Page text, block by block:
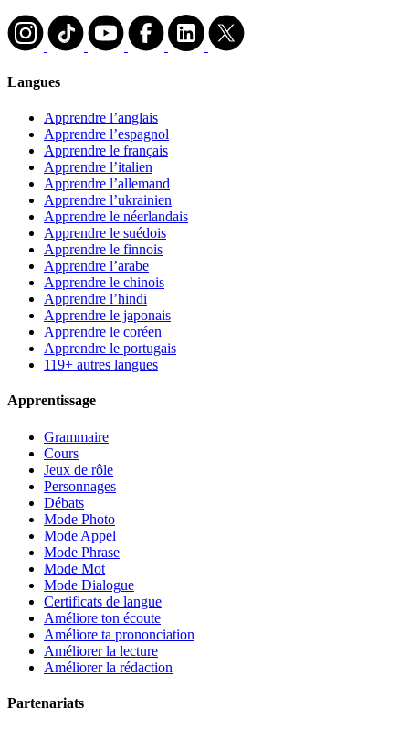
Langues
Apprendre l’anglais
Apprendre l’espagnol
Apprendre le français
Apprendre l’italien
Apprendre l’allemand
Apprendre l’ukrainien
Apprendre le néerlandais
Apprendre le suédois
Apprendre le finnois
Apprendre l’arabe
Apprendre le chinois
Apprendre l’hindi
Apprendre le japonais
Apprendre le coréen
Apprendre le portugais
119+ autres langues
Apprentissage
Grammaire
Cours
Jeux de rôle
Personnages
Débats
Mode Photo
Mode Appel
Mode Phrase
Mode Mot
Mode Dialogue
Certificats de langue
Améliore ton écoute
Améliore ta prononciation
Améliorer la lecture
Améliorer la rédaction
Partenariats